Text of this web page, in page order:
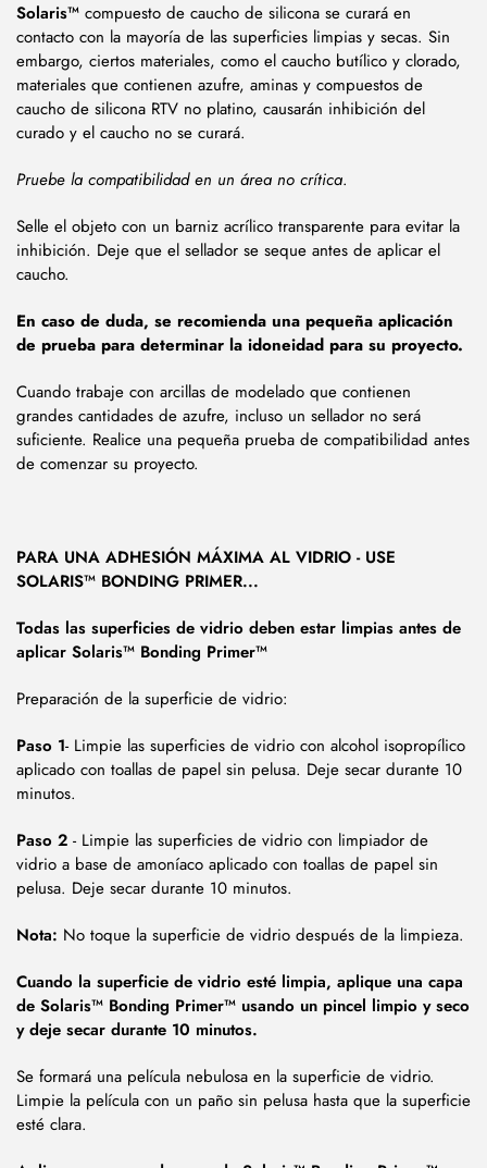
Solaris™ compuesto de caucho de silicona se curará en
contacto con la mayoría de las superficies limpias y secas. Sin
embargo, ciertos materiales, como el caucho butílico y clorado,
materiales que contienen azufre, aminas y compuestos de
caucho de silicona RTV no platino, causarán inhibición del
curado y el caucho no se curará.
Pruebe la compatibilidad en un área no crítica.
Selle el objeto con un barniz acrílico transparente para evitar la
inhibición. Deje que el sellador se seque antes de aplicar el
caucho.
En caso de duda, se recomienda una pequeña aplicación
de prueba para determinar la idoneidad para su proyecto.
Cuando trabaje con arcillas de modelado que contienen
grandes cantidades de azufre, incluso un sellador no será
suficiente. Realice una pequeña prueba de compatibilidad antes
de comenzar su proyecto.
PARA UNA ADHESIÓN MÁXIMA AL VIDRIO - USE
SOLARIS™ BONDING PRIMER...
Todas las superficies de vidrio deben estar limpias antes de
aplicar Solaris™ Bonding Primer™
Preparación de la superficie de vidrio:
Paso 1- Limpie las superficies de vidrio con alcohol isopropílico
aplicado con toallas de papel sin pelusa. Deje secar durante 10
minutos.
Paso 2 - Limpie las superficies de vidrio con limpiador de
vidrio a base de amoníaco aplicado con toallas de papel sin
pelusa. Deje secar durante 10 minutos.
Nota: No toque la superficie de vidrio después de la limpieza.
Cuando la superficie de vidrio esté limpia, aplique una capa
de Solaris™ Bonding Primer™ usando un pincel limpio y seco
y deje secar durante 10 minutos.
Se formará una película nebulosa en la superficie de vidrio.
Limpie la película con un paño sin pelusa hasta que la superficie
esté clara.